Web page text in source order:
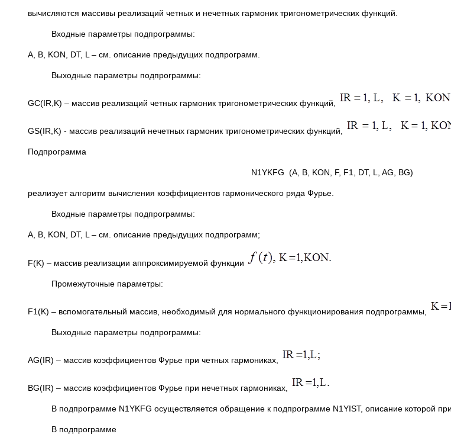
вычисляются массивы реализаций четных и нечетных гармоник тригонометрических функций.
Входные параметры подпрограммы:
A, B, KON, DT, L – см. описание предыдущих подпрограмм.
Выходные параметры подпрограммы:
GC(IR,K) – массив реализаций четных гармоник тригонометрических функций,
GS(IR,K) - массив реализаций нечетных гармоник тригонометрических функций,
Подпрограмма
N1YKFG (A, B, KON, F, F1, DT, L, AG, BG)
реализует алгоритм вычисления коэффициентов гармонического ряда Фурье.
Входные параметры подпрограммы:
A, B, KON, DT, L – см. описание предыдущих подпрограмм;
F(K) – массив реализации аппроксимируемой функции
Промежуточные параметры:
F1(K) – вспомогательный массив, необходимый для нормального функционирования подпрограммы,
Выходные параметры подпрограммы:
AG(IR) – массив коэффициентов Фурье при четных гармониках,
BG(IR) – массив коэффициентов Фурье при нечетных гармониках,
В подпрограмме N1YKFG осуществляется обращение к подпрограмме N1YIST, описание которой
В подпрограмме